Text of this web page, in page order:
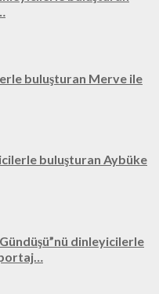
buluşturan Merve ile
buluşturan Aybüke
dinleyicilerle